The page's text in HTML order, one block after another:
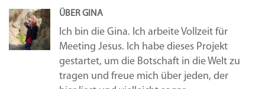
ÜBER GINA
Ich bin die Gina. Ich arbeite Vollzeit für
Meeting Jesus. Ich habe dieses Projekt
gestartet, um die Botschaft in die Welt zu
tragen und freue mich über jeden, der